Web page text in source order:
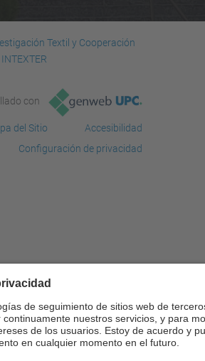
Textil y Cooperación
con
del Sitio
Accesibilidad
Configuración de privacidad